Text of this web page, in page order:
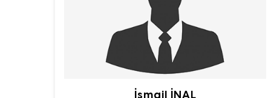
İsmail İNAL